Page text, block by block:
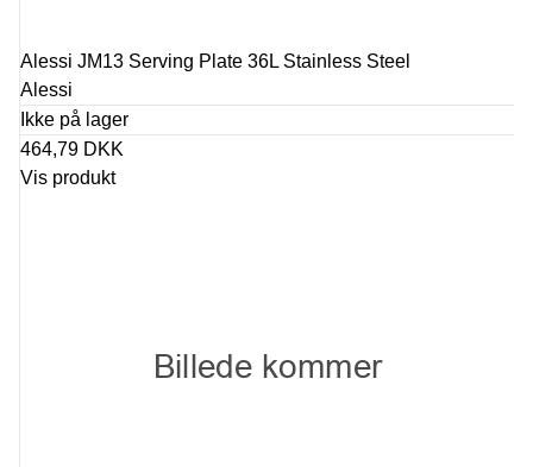
Alessi JM13 Serving Plate 36L Stainless Steel
Alessi
Ikke på lager
464,79 DKK
Vis produkt